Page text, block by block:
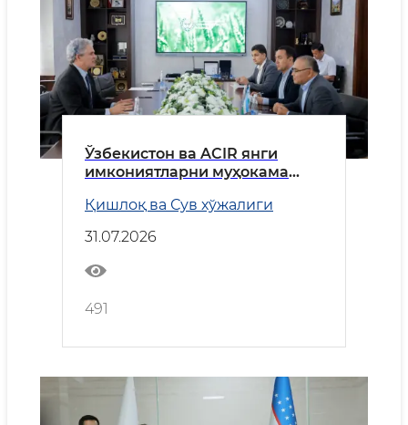
Ўзбекистон ва ACIR янги
имкониятларни муҳокама
Қишлоқ ва Сув хўжалиги
31.07.2026
491